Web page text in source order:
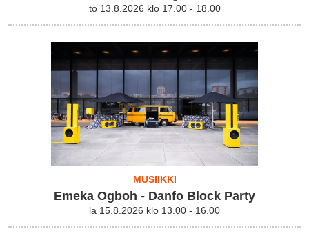
to 13.8.2026 klo 17.00 - 18.00
MUSIIKKI
Emeka Ogboh - Danfo Block Party
la 15.8.2026 klo 13.00 - 16.00